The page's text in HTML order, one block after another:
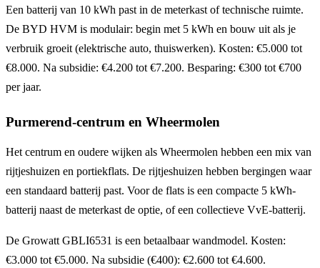
Een batterij van 10 kWh past in de meterkast of technische ruimte.
De BYD HVM is modulair: begin met 5 kWh en bouw uit als je
verbruik groeit (elektrische auto, thuiswerken). Kosten: €5.000 tot
€8.000. Na subsidie: €4.200 tot €7.200. Besparing: €300 tot €700
per jaar.
Purmerend-centrum en Wheermolen
Het centrum en oudere wijken als Wheermolen hebben een mix van
rijtjeshuizen en portiekflats. De rijtjeshuizen hebben bergingen waar
een standaard batterij past. Voor de flats is een compacte 5 kWh-
batterij naast de meterkast de optie, of een collectieve VvE-batterij.
De Growatt GBLI6531 is een betaalbaar wandmodel. Kosten:
€3.000 tot €5.000. Na subsidie (€400): €2.600 tot €4.600.